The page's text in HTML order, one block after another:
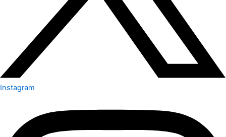
Instagram